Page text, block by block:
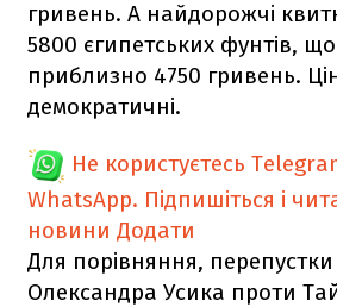
гривень. А найдорожчі
5800 єгипетських фунтів,
приблизно 4750 гривень.
демократичні.
Не користуєтесь
WhatsApp. Підпишіться і
новини Додати
Для порівняння, перепустки
Олександра Усика проти